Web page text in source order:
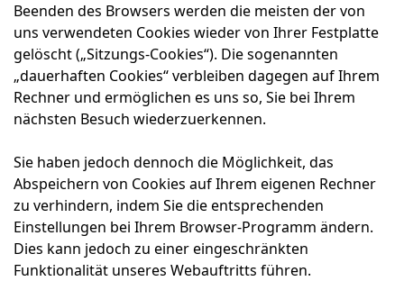
Beenden des Browsers werden die meisten der von
uns verwendeten Cookies wieder von Ihrer Festplatte
gelöscht („Sitzungs-Cookies“). Die sogenannten
„dauerhaften Cookies“ verbleiben dagegen auf Ihrem
Rechner und ermöglichen es uns so, Sie bei Ihrem
nächsten Besuch wiederzuerkennen.
Sie haben jedoch dennoch die Möglichkeit, das
Abspeichern von Cookies auf Ihrem eigenen Rechner
zu verhindern, indem Sie die entsprechenden
Einstellungen bei Ihrem Browser-Programm ändern.
Dies kann jedoch zu einer eingeschränkten
Funktionalität unseres Webauftritts führen.